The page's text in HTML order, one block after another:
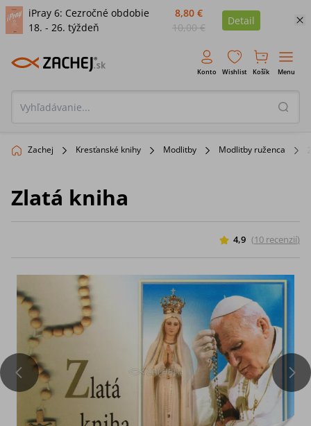
iPray 6: Cezročné obdobie
18. - 26. týždeň
8,80 €
10,00 €
Detail
Konto Wishlist Košík Menu
Zachej Kresťanské knihy Modlitby Modlitby ruženca
Zlatá kniha
4,9 (10 recenzií)